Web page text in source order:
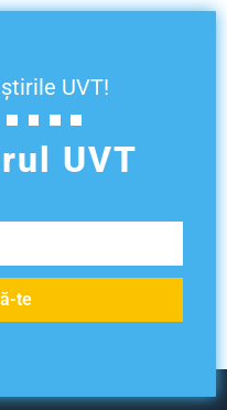
UVT!
UVT
te